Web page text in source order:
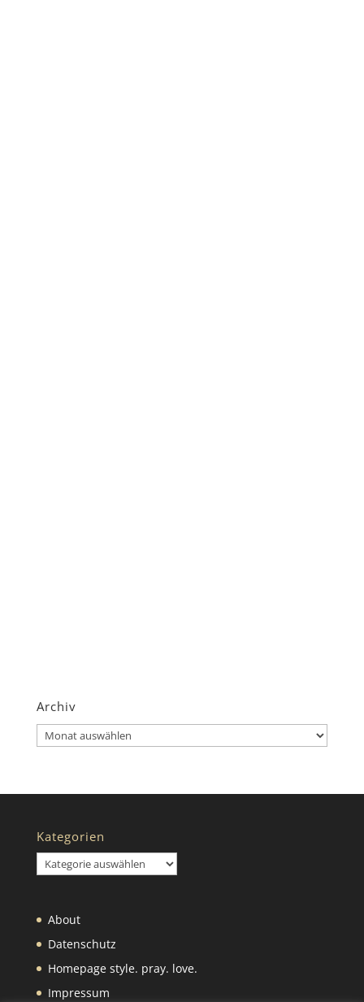
Archiv
Archiv
Kategorien
Kategorien
About
Datenschutz
Homepage style. pray. love.
Impressum